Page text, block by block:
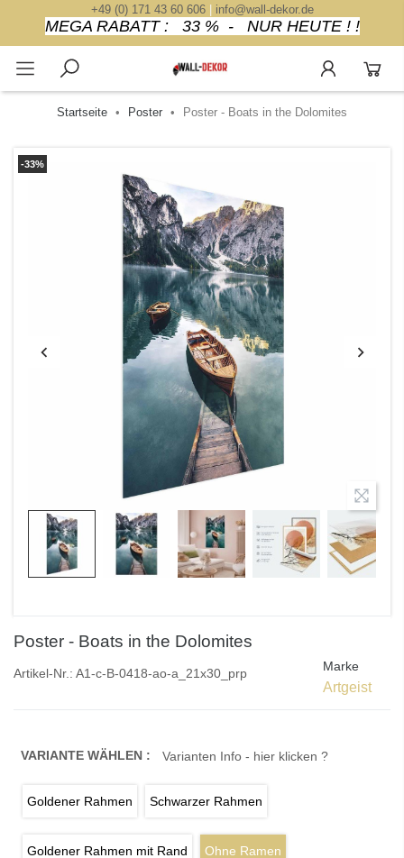
+49 (0) 171 43 60 606| info@wall-dekor.de
MEGA RABATT : 33 % - NUR HEUTE ! !
Startseite Poster Poster - Boats in the Dolomites
-33%
Poster - Boats in the Dolomites
Artikel-Nr.: A1-c-B-0418-ao-a_21x30_prp Marke
Artgeist
VARIANTE WÄHLEN : Varianten Info - hier klicken ?
Goldener Rahmen Schwarzer Rahmen
Goldener Rahmen mit Rand Ohne Ramen